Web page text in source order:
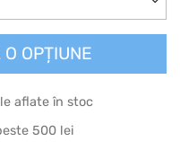
OPȚIUNE
aflate în stoc
500 lei